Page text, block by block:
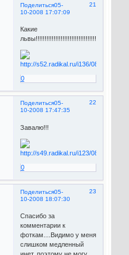
Поделиться 21
05-
10-2008 17:07:09
Какие
львы!!!!!!!!!!!!!!!!!!!!!!!!!!!!!!!!!!!!
0
Поделиться 22
05-
10-2008 17:47:35
Завалю!!!
0
Поделиться 23
05-
10-2008 18:07:30
Спасибо за
комментарии к
фоткам....Видимо у меня
слишком медленный